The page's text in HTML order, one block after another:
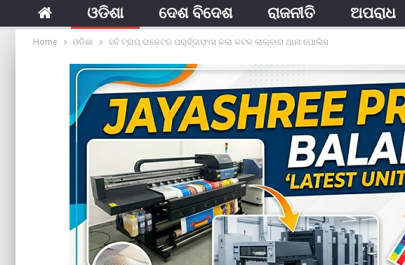
ଓଡିଶା ଦେଶ ବିଦେଶ ରାଜନୀତି ଅପରାଧ
Home ଓଡିଶା ହନି ଟ୍ରାପ୍‌ ରାକେଟର ପର୍‌ର୍ଦ୍ଦାଫାସ କଲା କଟକ ଲାଲ୍‌ବାଗ ଥାନା ପୋଲିସ